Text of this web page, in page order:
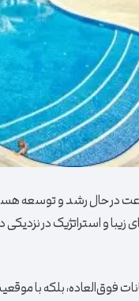
در حال رشد و توسعه
و استراتژیک در نزدیکی
فوق‌العاده، بلکه با